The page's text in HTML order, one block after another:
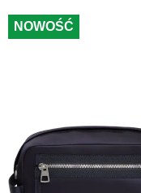
NOWOŚĆ